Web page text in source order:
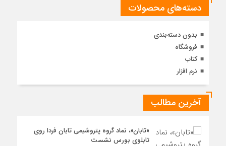
دسته‌های محصولات
بدون دسته‌بندی
فروشگاه
کتاب
نرم افزار
آخرین مطالب
«تابان»، نماد گروه پتروشیمی تابان فردا روی
تابلوی بورس نشست